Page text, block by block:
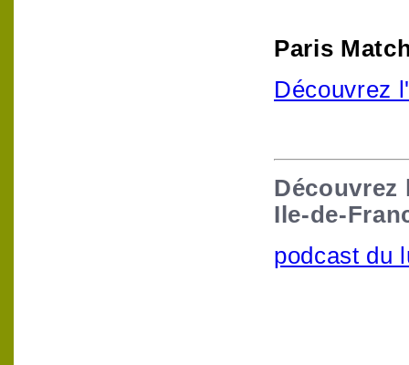
Paris
Découvrez
Découvrez
Ile-de-
podcast du